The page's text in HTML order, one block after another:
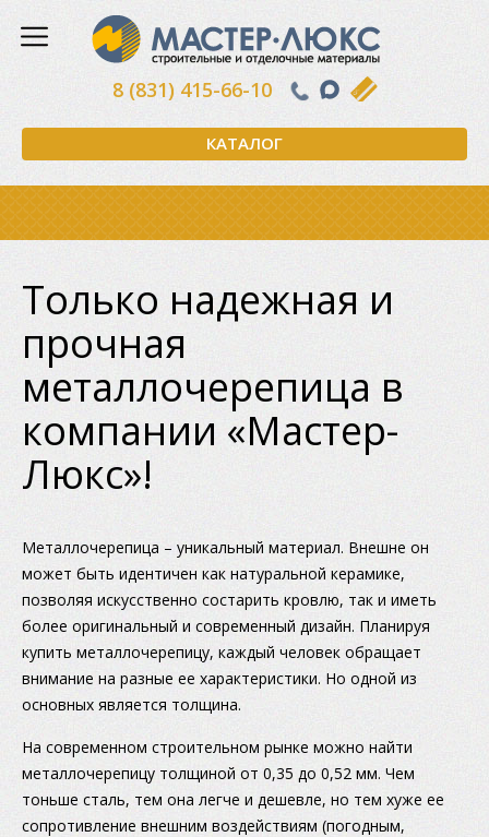
КАТАЛОГ
8 (831) 415-66-10
Только надежная и
прочная
металлочерепица в
компании «Мастер-
Люкс»!
Металлочерепица – уникальный материал. Внешне он
может быть идентичен как натуральной керамике,
позволяя искусственно состарить кровлю, так и иметь
более оригинальный и современный дизайн. Планируя
купить металлочерепицу, каждый человек обращает
внимание на разные ее характеристики. Но одной из
основных является толщина.
На современном строительном рынке можно найти
металлочерепицу толщиной от 0,35 до 0,52 мм. Чем
тоньше сталь, тем она легче и дешевле, но тем хуже ее
сопротивление внешним воздействиям (погодным,